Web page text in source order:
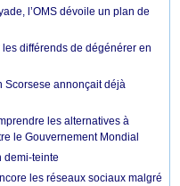
l’OMS dévoile un plan de
différends de dégénérer en
Scorsese annonçait déjà
les alternatives à
le Gouvernement Mondial
demi-teinte
les réseaux sociaux malgré